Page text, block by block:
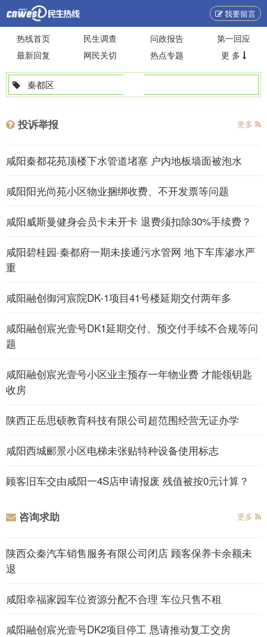
我要留言
热线首页 民生调查 问政报告
第一回应
最新回复
网民关切 热点专题 更 多
秦都区
投诉举报 更多
咸阳秦都花苑顶楼下水管道堵塞 户内地板墙面被泡水
咸阳阳光尚苑小区物业捆绑收费、不开发票等问题
咸阳威斯曼健身会员卡未开卡 退费须扣除30%手续费？
咸阳碧桂园·秦都府一期未接通污水管网 地下车库渗水严
重
咸阳融创御河宸院DK-1项目41号楼延期交付两年多
咸阳融创宸光壹号DK1延期交付、预交付手续不合规等问
题
咸阳融创宸光壹号小区业主预存一年物业费 才能领钥匙
收房
陕西正岳思硕教育科技有限公司超范围经营无证办学
咸阳西城郦景小区电梯未张贴特种设备使用标志
顾客旧车交由咸阳一4S店申请报废 残值被按0元计算？
咨询求助 更多
陕西众秦汽车销售服务有限公司闭店 顾客保养卡余额未
退
咸阳幸福家园车位资源分配不合理 车位只售不租
咸阳融创宸光壹号DK2项目停工 恳请推动复工交房